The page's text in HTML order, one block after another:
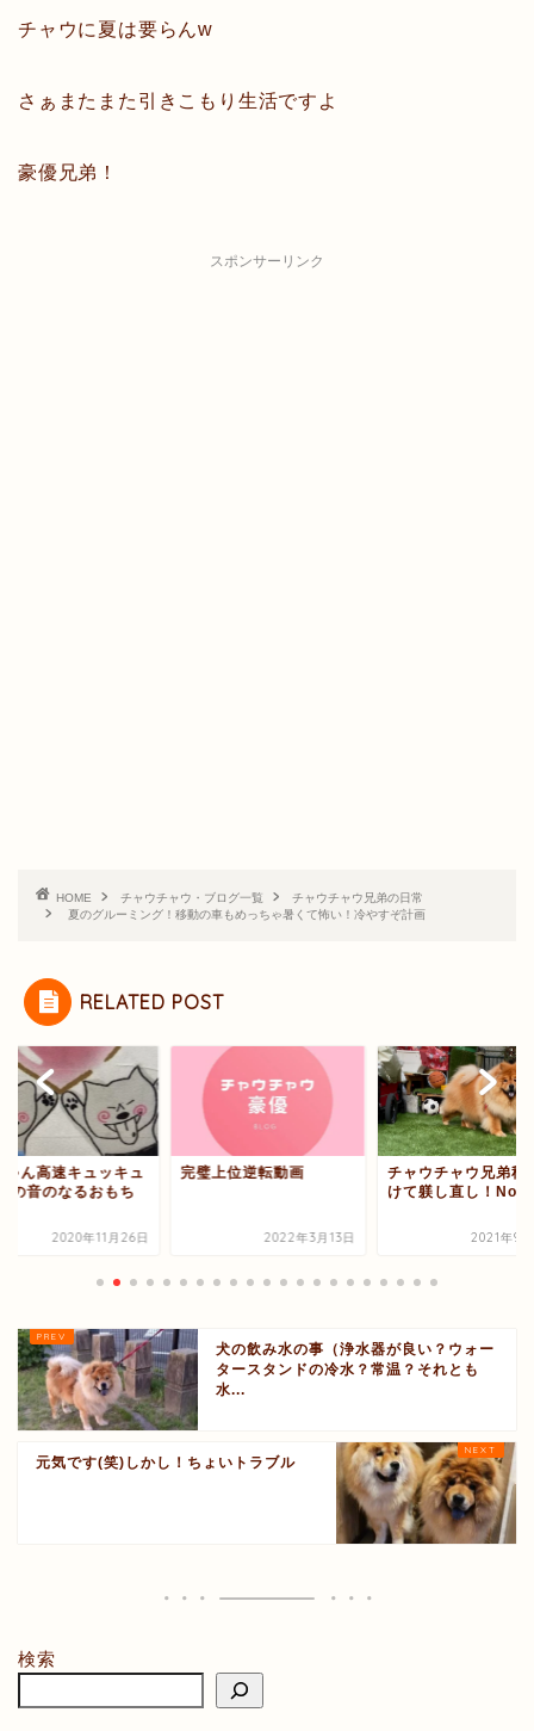
チャウに夏は要らんw
さぁまたまた引きこもり生活ですよ
豪優兄弟！
スポンサーリンク
HOME チャウチャウ・ブログ一覧
チャウチャウ兄弟の日常
夏のグルーミング！移動の車もめっちゃ暑くて怖い！冷やすぞ計画
RELATED POST
ゃん高速キュッキュ
の音のなるおもち
2020年11月26日
完璧上位逆転動画
2022年3月13日
チャウチャウ兄弟秋
けて躾し直し！No.1
2021年9
犬の飲み水の事（浄水器が良い？ウォー
タースタンドの冷水？常温？それとも
水...
元気です(笑)しかし！ちょいトラブル
検索